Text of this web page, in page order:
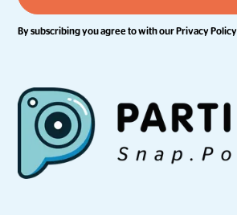
By subscribing you agree to with ourPrivacy Policy